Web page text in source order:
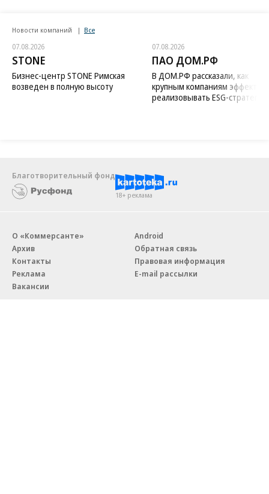
Новости компаний Все
07.08.2026
STONE
Бизнес-центр STONE Римская
возведен в полную высоту
07.08.2026
ПАО ДОМ.РФ
В ДОМ.РФ рассказали, как
крупным компаниям
реализовывать ESG-стратегию
Благотворительный фонд
18+ реклама
О «Коммерсанте»
Архив
Контакты
Реклама
Вакансии
Android
Обратная связь
Правовая информация
E-mail рассылки